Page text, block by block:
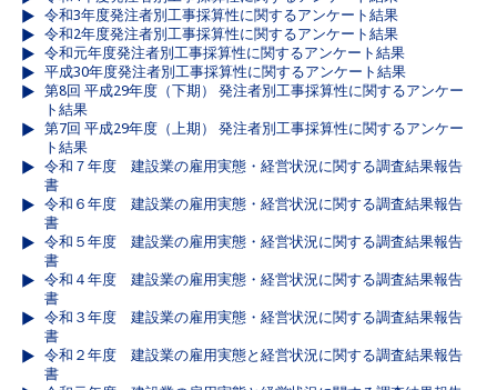
令和3年度発注者別工事採算性に関するアンケート結果
令和2年度発注者別工事採算性に関するアンケート結果
令和元年度発注者別工事採算性に関するアンケート結果
平成30年度発注者別工事採算性に関するアンケート結果
第8回 平成29年度（下期） 発注者別工事採算性に関するアンケー
ト結果
第7回 平成29年度（上期） 発注者別工事採算性に関するアンケー
ト結果
令和７年度 建設業の雇用実態・経営状況に関する調査結果報告
書
令和６年度 建設業の雇用実態・経営状況に関する調査結果報告
書
令和５年度 建設業の雇用実態・経営状況に関する調査結果報告
書
令和４年度 建設業の雇用実態・経営状況に関する調査結果報告
書
令和３年度 建設業の雇用実態・経営状況に関する調査結果報告
書
令和２年度 建設業の雇用実態と経営状況に関する調査結果報告
書